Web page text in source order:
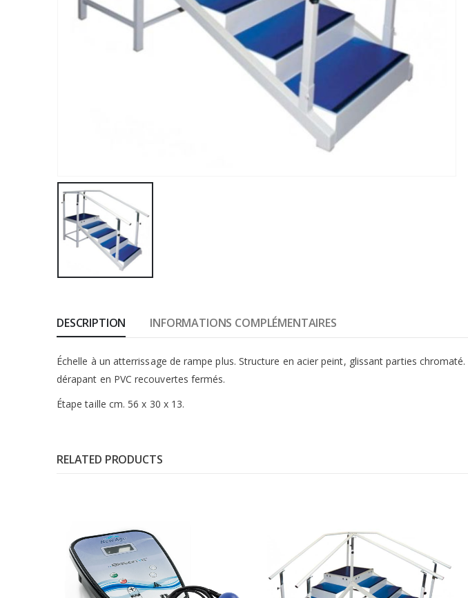
DESCRIPTION INFORMATIONS COMPLÉMENTAIRES
Échelle à un atterrissage de rampe plus. Structure en acier peint, glissant parties
dérapant en PVC recouvertes fermés.
Étape taille cm. 56 x 30 x 13.
RELATED PRODUCTS